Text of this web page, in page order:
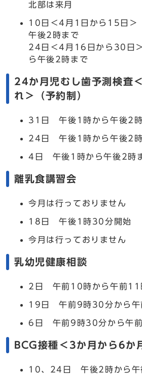
北部は来月
10日＜4月1日から15日
午後2時まで
24日＜4月16日から30日
ら午後2時まで
24か月児むし歯予測検査
れ＞（予約制）
31日 午後1時から午後2
24日 午後1時から午後2
4日 午後1時から午後2時
離乳食講習会
今月は行っておりません
18日 午後1時30分開始
今月は行っておりません
乳幼児健康相談
2日 午前10時から午前11
19日 午前9時30分から午
6日 午前9時30分から午
BCG接種＜3か月から6か
10、24日 午後2時から午